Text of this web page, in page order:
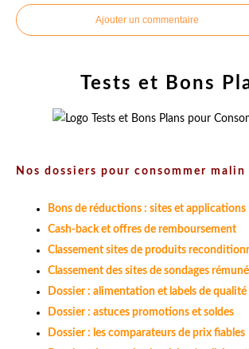
Ajouter un commentaire
Tests et Bons
Nos dossiers pour consommer malin
Bons de réductions : sites et applications
Cash-back et offres de remboursement
Classement sites de produits
Classement des sites de sondages
Dossier : alimentation et labels de qualité
Dossier : astuces promotions et soldes
Dossier : les comparateurs de prix fiables